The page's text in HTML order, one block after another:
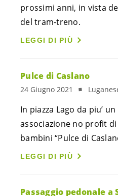
prossimi anni, in vista
del tram-treno.
LEGGI DI PIÙ
Pulce di Caslano
24 Giugno 2021
In piazza Lago da piu’
associazione no profit
bambini “Pulce di
LEGGI DI PIÙ
Passaggio pedonale a